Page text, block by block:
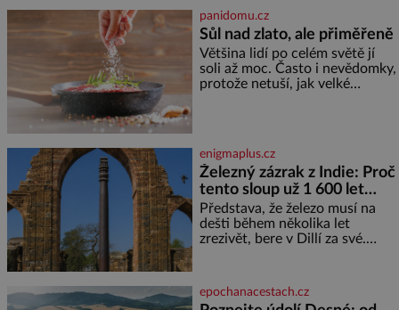
nejtěžších věcí na světě. Ale
každý, kdo s tím má nějaké
zkušenosti, se zapřísahá, že
pokud odpustíte, znatelně se
vám uleví. Když se ke mně
doneslo, že si manžel pořídil
panidomu.cz
Sůl nad zlato, ale přiměřeně
Většina lidí po celém světě jí
soli až moc. Často i nevědomky,
protože netuší, jak velké
sladkých. Sůl je zdravá Ale v
ani ne třetinovém množství, než
je pro většinu populace běžné.
Její základní složky– sodík a
chlór – jsou zásadní pro
správné hospodaření
enigmaplus.cz
Železný zázrak z Indie: Proč
tento sloup už 1 600 let
nezná rez?
Představa, že železo musí na
dešti během několika let
zrezivět, bere v Dillí za své.
železný sloup, který už přibližně
1 600 let odolává počasí
epochanacestach.cz